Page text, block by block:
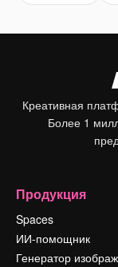
Креативная
Более 1
Продукция
Spaces
ИИ-помощник
Генератор